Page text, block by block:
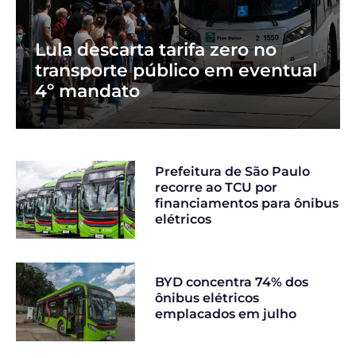
Lula descarta tarifa zero no
transporte público em eventual
4º mandato
Prefeitura de São Paulo
recorre ao TCU por
financiamentos para ônibus
elétricos
BYD concentra 74% dos
ônibus elétricos
emplacados em julho